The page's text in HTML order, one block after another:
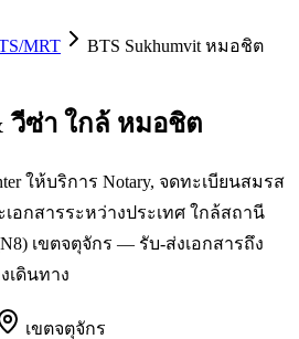
MRT
BTS Sukhumvit หมอชิต
วีซ่า ใกล้ หมอชิต
ให้บริการ Notary, จดทะเบียนสมรส
เอกสารระหว่างประเทศ ใกล้สถานี
เขตจตุจักร — รับ-ส่งเอกสารถึง
เดินทาง
เขตจตุจักร